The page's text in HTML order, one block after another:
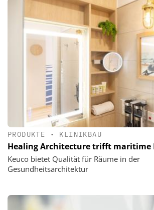
PRODUKTE • KLINIKBAU
Healing Architecture trifft maritime
Keuco bietet Qualität für Räume in der
Gesundheitsarchitektur